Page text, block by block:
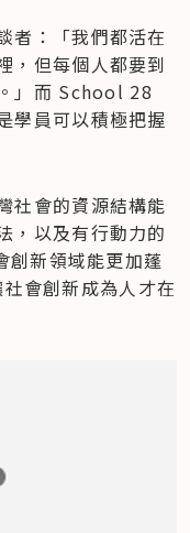
者：「我們都活在
，但每個人都要到
」而 School 28
學員可以積極把握
社會的資源結構能
，以及有行動力的
創新領域能更加蓬
會創新成為人才在